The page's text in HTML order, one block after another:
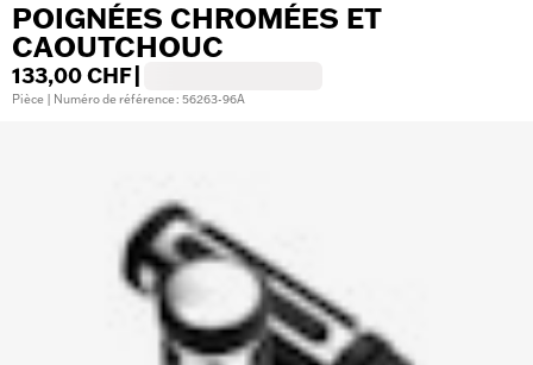
POIGNÉES CHROMÉES ET
CAOUTCHOUC
133,00 CHF
Pièce | Numéro de référence : 56263-96A